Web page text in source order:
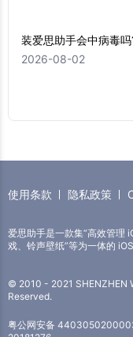
装爱思助手会中病毒吗
2026-08-02
使用条款 隐私政策
爱思助手是一款集“高效管理
戏、铃声壁纸”等为一体的
© 2010 - 2021 SHENZHEN
Reserved.
粤公网安备